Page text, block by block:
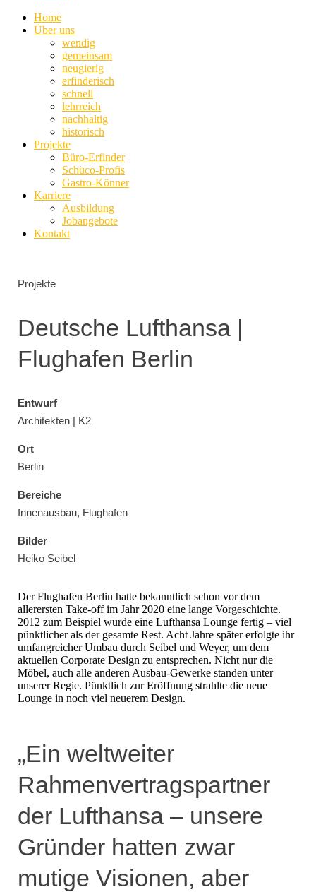
Home
Über uns
wendig
gemeinsam
neugierig
erfinderisch
schnell
lehrreich
nachhaltig
historisch
Projekte
Büro-Erfinder
Schüco-Profis
Gastro-Könner
Karriere
Ausbildung
Jobangebote
Kontakt
Projekte
Deutsche Lufthansa |
Flughafen Berlin
Entwurf
Architekten | K2
Ort
Berlin
Bereiche
Innenausbau, Flughafen
Bilder
Heiko Seibel
Der Flughafen Berlin hatte bekanntlich schon vor dem
allerersten Take-off im Jahr 2020 eine lange Vorgeschichte.
2012 zum Beispiel wurde eine Lufthansa Lounge fertig – viel
pünktlicher als der gesamte Rest. Acht Jahre später erfolgte ihr
umfangreicher Umbau durch Seibel und Weyer, um dem
aktuellen Corporate Design zu entsprechen. Nicht nur die
Möbel, auch alle anderen Ausbau-Gewerke standen unter
unserer Regie. Pünktlich zur Eröffnung strahlte die neue
Lounge in noch viel neuerem Design.
„Ein weltweiter
Rahmenvertragspartner
der Lufthansa – unsere
Gründer hatten zwar
mutige Visionen, aber